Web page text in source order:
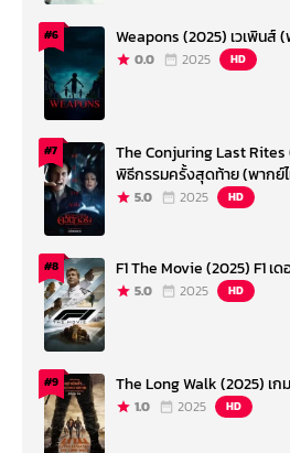
#6 Weapons (2025) เวเพินส์
0.0 2025 HD
#7
The Conjuring Last
พิธีกรรมครั้งสุดท้าย (พากย์
5.0 2025 HD
#8 F1 The Movie (2025) F1 เ
5.0 2025 HD
#9 The Long Walk (2025) เ
1.0 2025 HD